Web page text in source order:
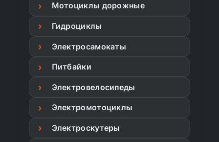
Мотоциклы дорожные
Гидроциклы
Электросамокаты
Питбайки
Электровелосипеды
Электромотоциклы
Электроскутеры